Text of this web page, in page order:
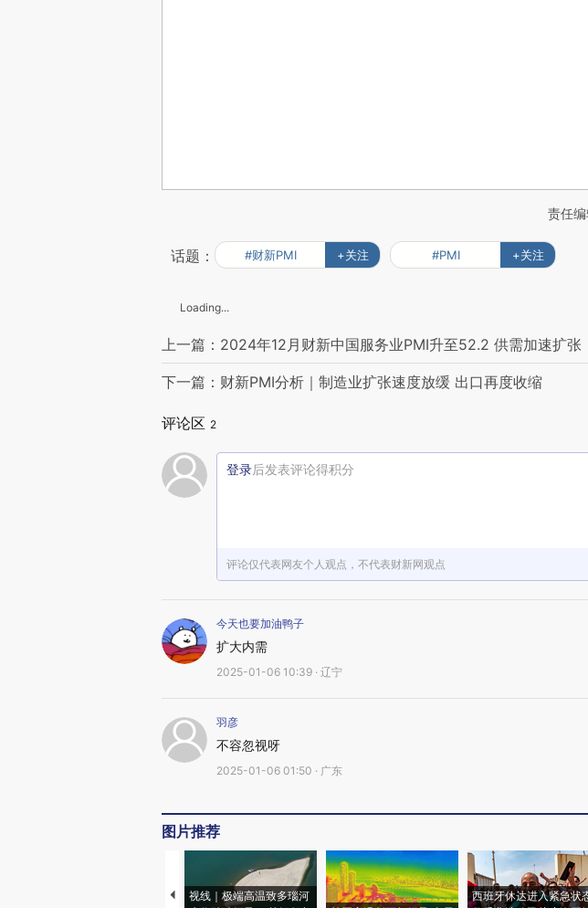
责任
话题： #财新PMI +关注 #PMI +关注
Loading...
上一篇：2024年12月财新中国服务业PMI升至52.2 供需加速扩张
下一篇：财新PMI分析｜制造业扩张速度放缓 出口再度收缩
评论区 2
登录后发表评论得积分
评论仅代表网友个人观点，不代表财新网观点
今天也要加油鸭子
扩大内需
2025-01-06 10:39 · 辽宁
羽彦
不容忽视呀
2025-01-06 01:50 · 广东
图片推荐
视线｜极端高温致多瑙河
西班牙休达进入紧急状